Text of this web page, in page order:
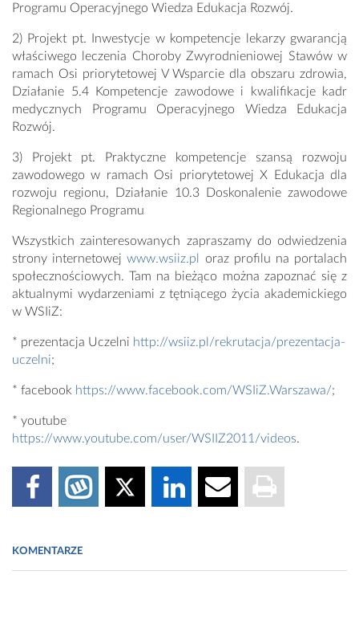
Programu Operacyjnego Wiedza Edukacja Rozwój.
2) Projekt pt. Inwestycje w kompetencje lekarzy gwarancją
właściwego leczenia Choroby Zwyrodnieniowej Stawów w
ramach Osi priorytetowej V Wsparcie dla obszaru zdrowia,
Działanie 5.4 Kompetencje zawodowe i kwalifikacje kadr
medycznych Programu Operacyjnego Wiedza Edukacja
Rozwój.
3) Projekt pt. Praktyczne kompetencje szansą rozwoju
zawodowego w ramach Osi priorytetowej X Edukacja dla
rozwoju regionu, Działanie 10.3 Doskonalenie zawodowe
Regionalnego Programu
Wszystkich zainteresowanych zapraszamy do odwiedzenia
strony internetowejwww.wsiiz.pl
oraz profilu na portalach
społecznościowych. Tam na bieżąco można zapoznać się z
aktualnymi wydarzeniami z tętniącego życia akademickiego
w WSIiZ:
* prezentacja Uczelni http://wsiiz.pl/rekrutacja/prezentacja-
uczelni;
* facebook https://www.facebook.com/WSIiZ.Warszawa/;
* youtube
https://www.youtube.com/user/WSIIZ2011/videos.
KOMENTARZE